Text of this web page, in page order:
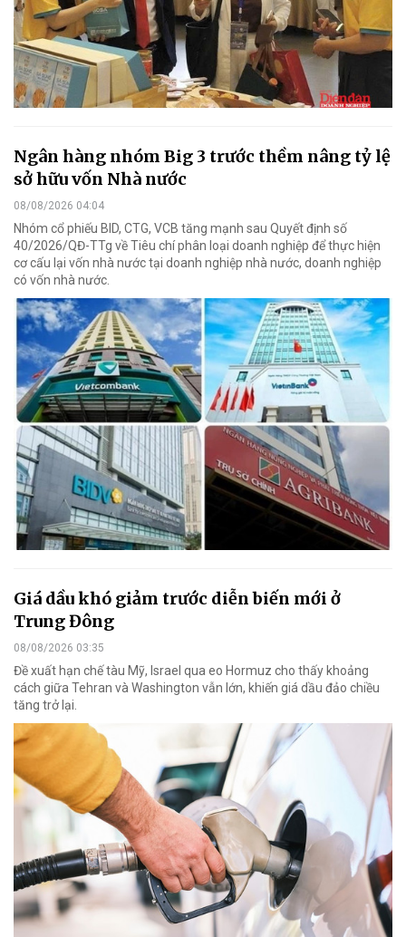
Ngân hàng nhóm Big 3 trước thềm nâng tỷ lệ
sở hữu vốn Nhà nước
08/08/2026 04:04
Nhóm cổ phiếu BID, CTG, VCB tăng mạnh sau Quyết định số
40/2026/QĐ-TTg về Tiêu chí phân loại doanh nghiệp để thực hiện
cơ cấu lại vốn nhà nước tại doanh nghiệp nhà nước, doanh nghiệp
có vốn nhà nước.
Giá dầu khó giảm trước diễn biến mới ở
Trung Đông
08/08/2026 03:35
Đề xuất hạn chế tàu Mỹ, Israel qua eo Hormuz cho thấy khoảng
cách giữa Tehran và Washington vẫn lớn, khiến giá dầu đảo chiều
tăng trở lại.